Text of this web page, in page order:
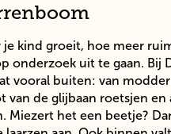
je kind groeit, hoe meer
onderzoek uit te gaan. Bij
vooral buiten: van
van de glijbaan roetsjen en
Miezert het een beetje?